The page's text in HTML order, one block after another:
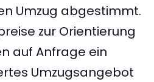
Umzug abgestimmt.
zur Orientierung
auf Anfrage ein
Umzugsangebot